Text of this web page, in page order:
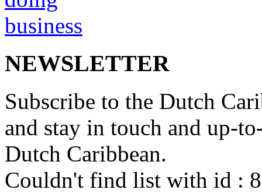
NEWSLETTER
Subscribe to the Dutch
and stay in touch and up-
Dutch Caribbean.
Couldn't find list with id :